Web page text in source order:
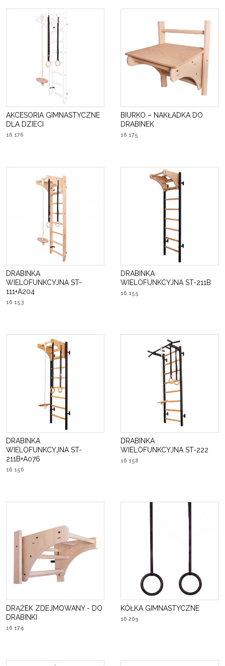
AKCESORIA GIMNASTYCZNE
DLA DZIECI
16 176
BIURKO – NAKŁADKA DO
DRABINEK
16 175
DRABINKA
WIELOFUNKCYJNA ST-
111+A204
16 153
DRABINKA
WIELOFUNKCYJNA ST-211B
16 155
DRABINKA
WIELOFUNKCYJNA ST-
211B+A076
16 156
DRABINKA
WIELOFUNKCYJNA ST-222
16 158
DRĄŻEK ZDEJMOWANY - DO
DRABINKI
16 174
KÓŁKA GIMNASTYCZNE
16 209